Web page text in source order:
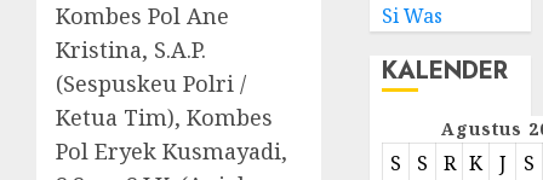
Kombes Pol Ane
Kristina, S.A.P.
(Sespuskeu Polri /
Ketua Tim), Kombes
Pol Eryek Kusmayadi,
Si Was
KALENDER
Agustus
S S R K J S